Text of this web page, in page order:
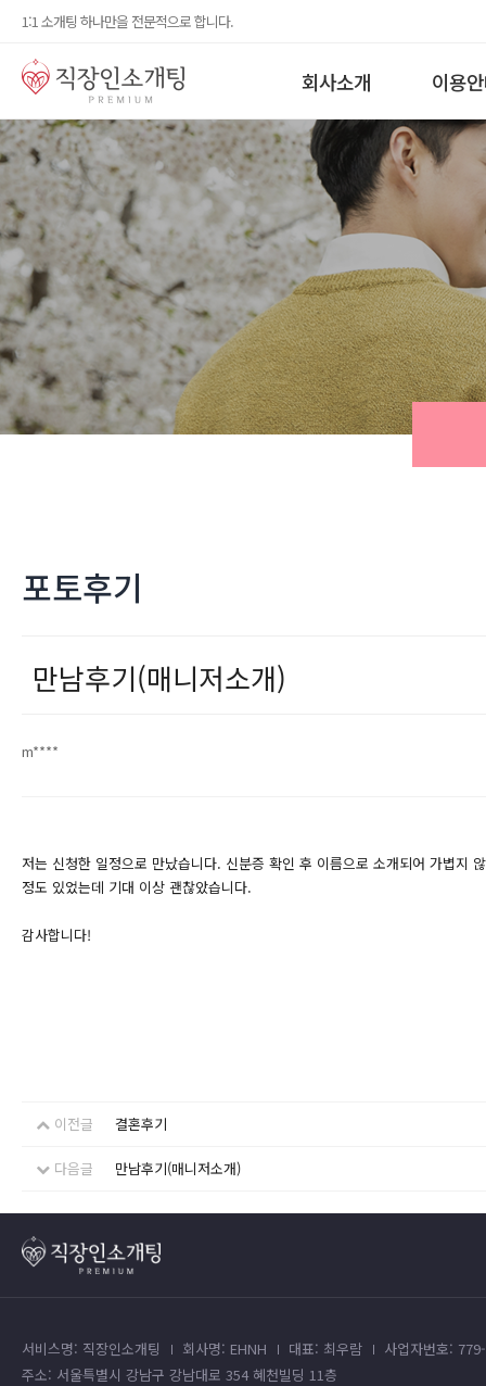
1:1 소개팅 하나만을 전문적으로 합니다.
회사소개 이용
포토후기
만남후기(매니저소개)
m****
저는 신청한 일정으로 만났습니다. 신분증 확인 후 이름으로 소개되어 가볍지
정도 있었는데 기대 이상 괜찮았습니다.
감사합니다!
이전글 결혼후기
다음글 만남후기(매니저소개)
서비스명: 직장인소개팅 회사명: EHNH 대표: 최우람
사업자번호:
주소: 서울특별시 강남구 강남대로 354 혜천빌딩 11층